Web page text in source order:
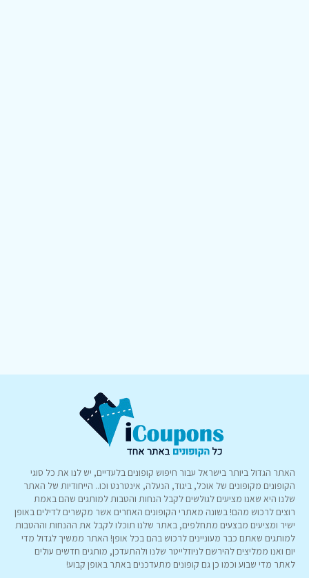
האתר הגדול ביותר בישראל עבור חיפוש קופונים בלעדיים, יש לנו את כל סוגי
הקופונים מקופונים של אוכל, ביגוד, הנעלה, אינטרנט וכו.. הייחודיות של האתר
שלנו היא שאנו מציעים לגולשים לקבל הנחות והטבות למותגים שהם באמת
רוצים לרכוש מהם! בשונה מאתרי הקופונים האחרים אשר מקשרים לדילים באופן
ישיר ומציעים מבצעים מתחלפים, באתר שלנו תוכלו לקבל את ההנחות וההטבות
למותגים שאתם כבר מעוניינים לרכוש בהם בכל אופן! האתר ממשיך לגדול מדי
יום ואנו ממליצים להירשם לניוזלייטר שלנו ולהתעדכן, מותגים חדשים עולים
לאתר מדי שבוע וכמו כן גם קופונים מתעדכנים באתר באופן קבוע!